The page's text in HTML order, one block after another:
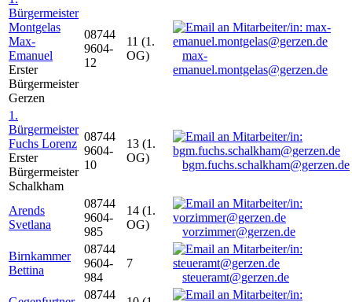
Bürgermeister
Montgelas
Max-
Emanuel
Erster
Bürgermeister
Gerzen
08744
9604-
12
11 (1.
OG)
max-
emanuel.montgelas@gerzen.de
1.
Bürgermeister
Fuchs Lorenz
Erster
Bürgermeister
Schalkham
08744
9604-
10
13 (1.
OG)
bgm.fuchs.schalkham@gerzen.de
Arends
Svetlana
08744
9604-
985
14 (1.
OG)
vorzimmer@gerzen.de
Birnkammer
Bettina
08744
9604-
984
7
steueramt@gerzen.de
08744